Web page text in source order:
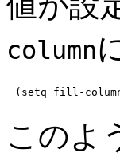
column
このよ